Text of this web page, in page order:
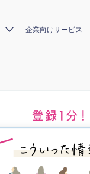
企業向けサービス